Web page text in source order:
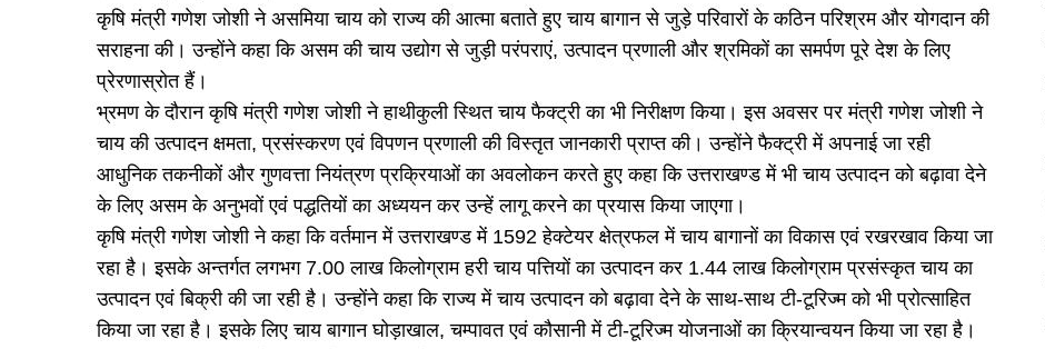
कृषि मंत्री गणेश जोशी ने असमिया चाय को राज्य की आत्मा बताते हुए चाय बागान से जुड़े परिवारों के कठिन परिश्रम और योगदान की
सराहना की। उन्होंने कहा कि असम की चाय उद्योग से जुड़ी परंपराएं, उत्पादन प्रणाली और श्रमिकों का समर्पण पूरे देश के लिए
प्रेरणास्रोत हैं।
भ्रमण के दौरान कृषि मंत्री गणेश जोशी ने हाथीकुली स्थित चाय फैक्ट्री का भी निरीक्षण किया। इस अवसर पर मंत्री गणेश जोशी ने
चाय की उत्पादन क्षमता, प्रसंस्करण एवं विपणन प्रणाली की विस्तृत जानकारी प्राप्त की। उन्होंने फैक्ट्री में अपनाई जा रही
आधुनिक तकनीकों और गुणवत्ता नियंत्रण प्रक्रियाओं का अवलोकन करते हुए कहा कि उत्तराखण्ड में भी चाय उत्पादन को बढ़ावा देने
के लिए असम के अनुभवों एवं पद्धतियों का अध्ययन कर उन्हें लागू करने का प्रयास किया जाएगा।
कृषि मंत्री गणेश जोशी ने कहा कि वर्तमान में उत्तराखण्ड में 1592 हेक्टेयर क्षेत्रफल में चाय बागानों का विकास एवं रखरखाव किया जा
रहा है। इसके अन्तर्गत लगभग 7.00 लाख किलोग्राम हरी चाय पत्तियों का उत्पादन कर 1.44 लाख किलोग्राम प्रसंस्कृत चाय का
उत्पादन एवं बिक्री की जा रही है। उन्होंने कहा कि राज्य में चाय उत्पादन को बढ़ावा देने के साथ-साथ टी-टूरिज्म को भी प्रोत्साहित
किया जा रहा है। इसके लिए चाय बागान घोड़ाखाल, चम्पावत एवं कौसानी में टी-टूरिज्म योजनाओं का क्रियान्वयन किया जा रहा है।